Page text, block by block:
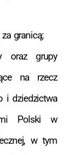
granicą;
oraz grupy
na rzecz
i dziedzictwa
Polski w
w tym